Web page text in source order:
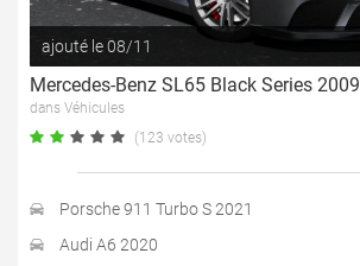
ajouté le 08/11
Mercedes-Benz SL65 Black Series 2009
dans Véhicules
(123 votes)
Porsche 911 Turbo S 2021
Audi A6 2020